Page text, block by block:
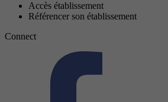
Accès établissement
Référencer son établissement
Connect